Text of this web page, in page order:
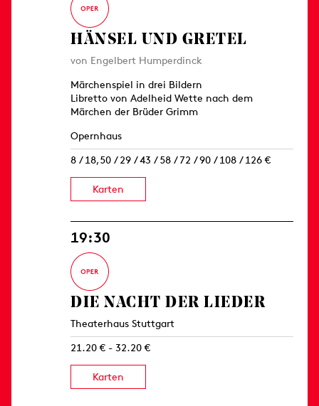
HÄNSEL UND GRETEL
von Engelbert Humperdinck
Märchenspiel in drei Bildern
Libretto von Adelheid Wette nach dem
Märchen der Brüder Grimm
Opernhaus
8 / 18,50 / 29 / 43 / 58 / 72 / 90 / 108 / 126 €
Karten
19:30
DIE NACHT DER LIEDER
Theaterhaus Stuttgart
21.20 € - 32.20 €
Karten